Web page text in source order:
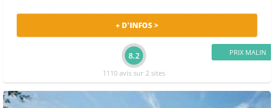
PRIX MALIN
+ D'INFOS >
8.2
1110 avis sur 2 sites